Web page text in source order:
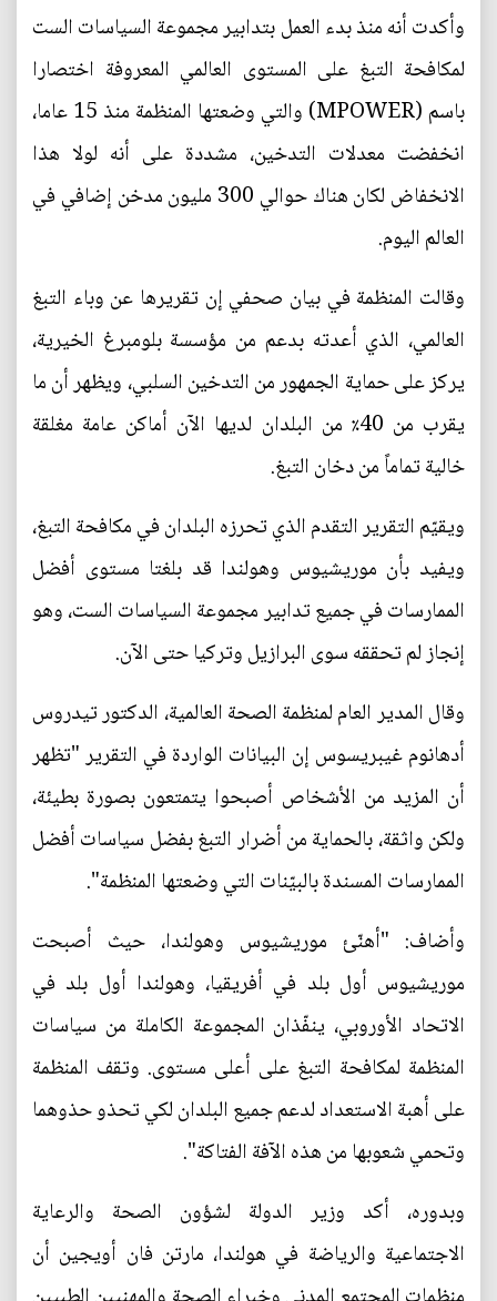
وأكدت أنه منذ بدء العمل بتدابير مجموعة السياسات الست
لمكافحة التبغ على المستوى العالمي المعروفة اختصارا
باسم (MPOWER) والتي وضعتها المنظمة منذ 15 عاما،
انخفضت معدلات التدخين، مشددة على أنه لولا هذا
الانخفاض لكان هناك حوالي 300 مليون مدخن إضافي في
العالم اليوم.
وقالت المنظمة في بيان صحفي إن تقريرها عن وباء التبغ
العالمي، الذي أعدته بدعم من مؤسسة بلومبرغ الخيرية،
يركز على حماية الجمهور من التدخين السلبي، ويظهر أن ما
يقرب من 40٪ من البلدان لديها الآن أماكن عامة مغلقة
خالية تماماً من دخان التبغ.
ويقيّم التقرير التقدم الذي تحرزه البلدان في مكافحة التبغ،
ويفيد بأن موريشيوس وهولندا قد بلغتا مستوى أفضل
الممارسات في جميع تدابير مجموعة السياسات الست، وهو
إنجاز لم تحققه سوى البرازيل وتركيا حتى الآن.
وقال المدير العام لمنظمة الصحة العالمية، الدكتور تيدروس
أدهانوم غيبريسوس إن البيانات الواردة في التقرير "تظهر
أن المزيد من الأشخاص أصبحوا يتمتعون بصورة بطيئة،
ولكن واثقة، بالحماية من أضرار التبغ بفضل سياسات أفضل
الممارسات المسندة بالبيّنات التي وضعتها المنظمة".
وأضاف: "أهنّئ موريشيوس وهولندا، حيث أصبحت
موريشيوس أول بلد في أفريقيا، وهولندا أول بلد في
الاتحاد الأوروبي، ينفّذان المجموعة الكاملة من سياسات
المنظمة لمكافحة التبغ على أعلى مستوى. وتقف المنظمة
على أهبة الاستعداد لدعم جميع البلدان لكي تحذو حذوهما
وتحمي شعوبها من هذه الآفة الفتاكة".
وبدوره، أكد وزير الدولة لشؤون الصحة والرعاية
الاجتماعية والرياضة في هولندا، مارتن فان أويجين أن